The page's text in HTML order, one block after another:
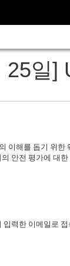
일]
이해를 돕기 위한
안전 평가에 대
력한 이메일로